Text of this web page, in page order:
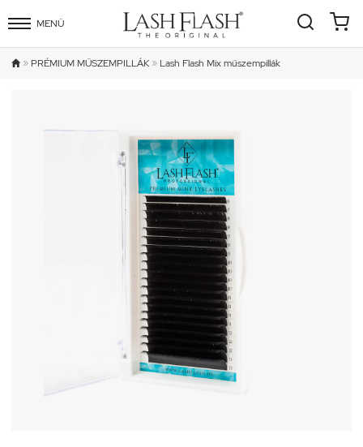
MENÜ
 » PRÉMIUM MŰSZEMPILLÁK » Lash Flash Mix műszempillák